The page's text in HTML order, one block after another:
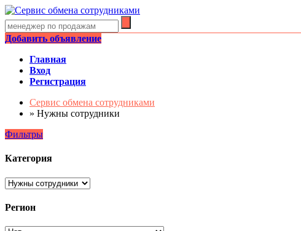
Добавить объявление
Главная
Вход
Регистрация
Сервис обмена сотрудниками
» Нужны сотрудники
Фильтры
Категория
Регион